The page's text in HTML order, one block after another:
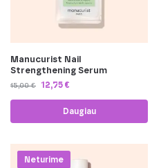
Manucurist Nail
Strengthening Serum
15,00€ 12,75 €
Daugiau
-15%
Neturime